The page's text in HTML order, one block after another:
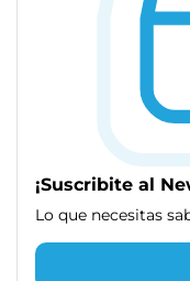
¡Suscribite al
Lo que necesitas